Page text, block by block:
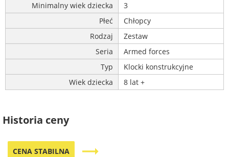
Minimalny wiek dziecka
3
Płeć
Chłopcy
Rodzaj
Zestaw
Seria
Armed forces
Typ
Klocki konstrukcyjne
Wiek dziecka
8 lat +
Historia ceny
CENA STABILNA trending_flat